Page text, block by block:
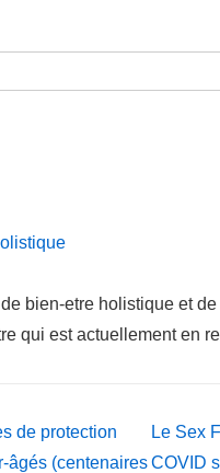
bien-etre holistique et
qui est actuellement en
de protection
âgés (centenaires
Next
Post
Le Sex
COVID